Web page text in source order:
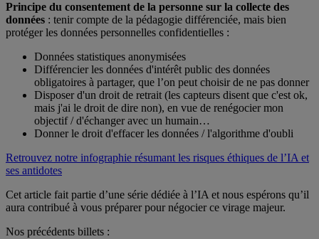
Principe du consentement de la personne sur la collecte des
données : tenir compte de la pédagogie différenciée, mais bien
protéger les données personnelles confidentielles :
Données statistiques anonymisées
Différencier les données d'intérêt public des données
obligatoires à partager, que l’on peut choisir de ne pas donner
Disposer d'un droit de retrait (les capteurs disent que c'est ok,
mais j'ai le droit de dire non), en vue de renégocier mon
objectif / d'échanger avec un humain…
Donner le droit d'effacer les données / l'algorithme d'oubli
Retrouvez notre infographie résumant les risques éthiques de l’IA et
ses antidotes
Cet article fait partie d’une série dédiée à l’IA et nous espérons qu’il
aura contribué à vous préparer pour négocier ce virage majeur.
Nos précédents billets :